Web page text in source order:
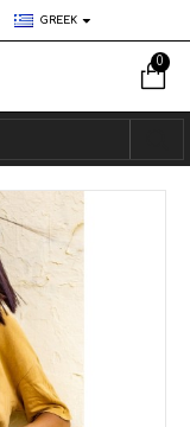
GREEK
0